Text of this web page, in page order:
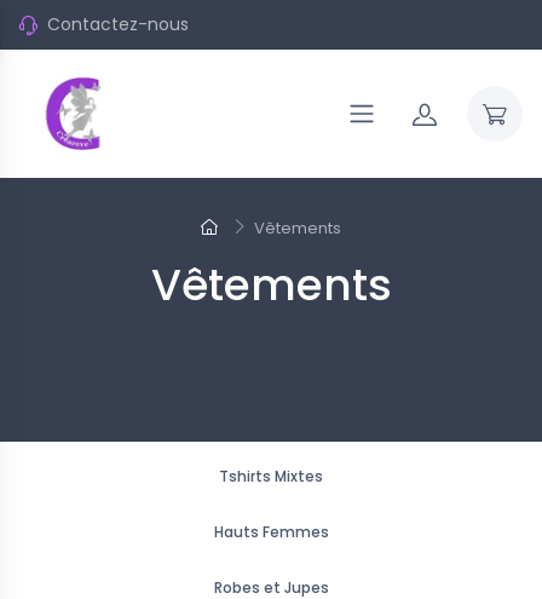
Contactez-nous
Vêtements
Vêtements
Tshirts Mixtes
Hauts Femmes
Robes et Jupes